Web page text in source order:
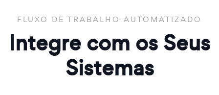
FLUXO DE TRABALHO AUTOMATIZADO
Integre com os Seus
Sistemas